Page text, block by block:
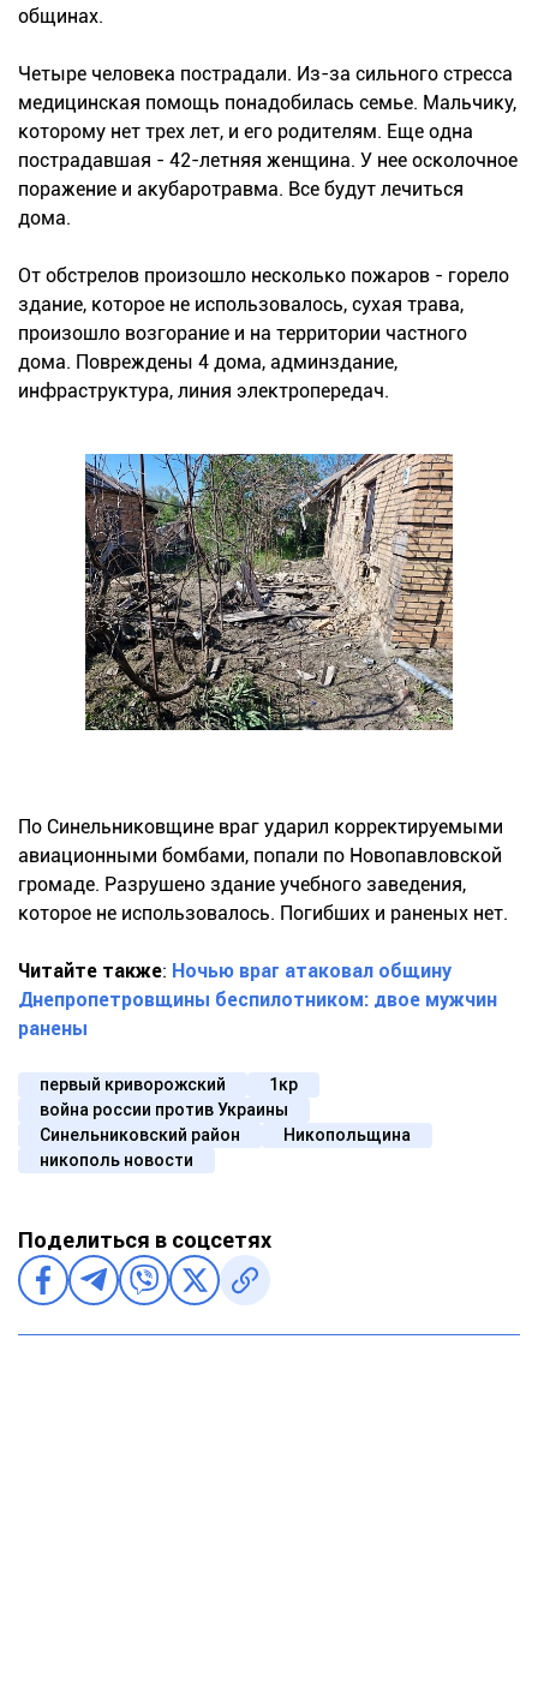
общинах.
Четыре человека пострадали. Из-за сильного стресса
медицинская помощь понадобилась семье. Мальчику,
которому нет трех лет, и его родителям. Еще одна
пострадавшая - 42-летняя женщина. У нее осколочное
поражение и акубаротравма. Все будут лечиться
дома.
От обстрелов произошло несколько пожаров - горело
здание, которое не использовалось, сухая трава,
произошло возгорание и на территории частного
дома. Повреждены 4 дома, админздание,
инфраструктура, линия электропередач.
По Синельниковщине враг ударил корректируемыми
авиационными бомбами, попали по Новопавловской
громаде. Разрушено здание учебного заведения,
которое не использовалось. Погибших и раненых нет.
Читайте также: Ночью враг атаковал общину
Днепропетровщины беспилотником: двое мужчин
ранены
первый криворожский
1кр
война россии против Украины
Синельниковский район
Никопольщина
никополь новости
Поделиться в соцсетях